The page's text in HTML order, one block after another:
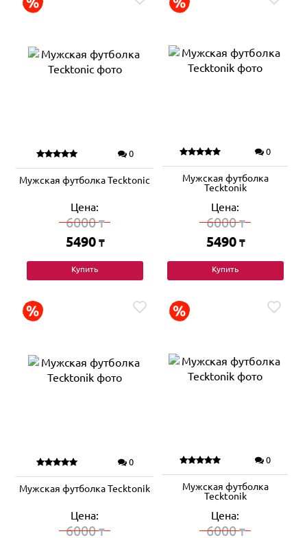
0
Мужская футболка Tecktonic
Цена:
6000₸
5490 ₸
Купить
0
Мужская футболка
Tecktonik
Цена:
6000₸
5490 ₸
Купить
0
Мужская футболка Tecktonik
Цена:
6000₸
0
Мужская футболка
Tecktonik
Цена:
6000₸